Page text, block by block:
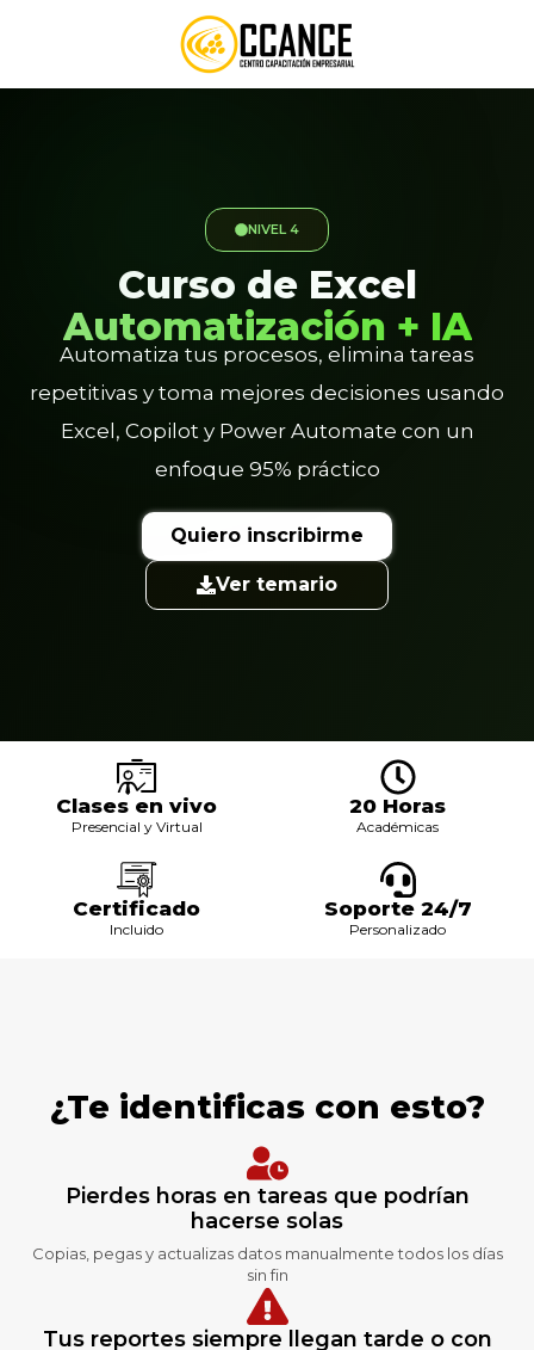
NIVEL 4
Curso de Excel
Automatización + IA
Automatiza tus procesos, elimina tareas
repetitivas y toma mejores decisiones usando
Excel, Copilot y Power Automate con un
enfoque 95% práctico
Quiero inscribirme
Ver temario
Clases en vivo
Presencial y Virtual
20 Horas
Académicas
Certificado
Incluido
Soporte 24/7
Personalizado
¿Te identificas con esto?
Pierdes horas en tareas que podrían
hacerse solas
Copias, pegas y actualizas datos manualmente todos los días
sin fin
Tus reportes siempre llegan tarde o con